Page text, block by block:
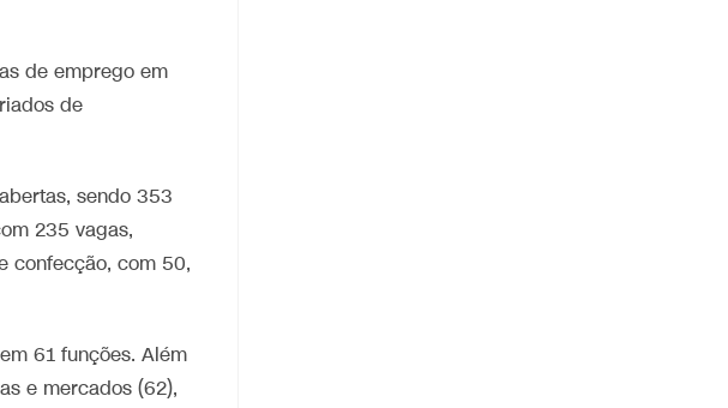
de emprego em
de
sendo 353
235 vagas,
confecção, com 50,
61 funções. Além
e mercados (62),